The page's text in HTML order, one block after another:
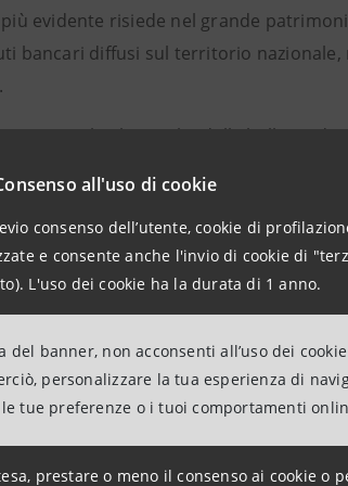
all'uso di cookie
consenso dell’utente, cookie di
e consente anche l'invio di cookie di
L'uso dei cookie ha la durata di 1 anno.
banner, non acconsenti all’uso dei
personalizzare la tua esperienza di
tue preferenze o i tuoi comportamenti
prestare o meno il consenso ai cookie o
evidente risiede nel grande
bancari diffusi sul territorio
orgoglio, l’orgoglio della bellezza
di dedicare una parte di risorse
3 anni abbiamo investito in cultura
alla straordinaria ricchezza di
nel novero di iniziative culturali
all’editore, ovvero che il testo
della banca. Torino, Milano,
negli scatti di Francesco Piras, vi
il presidente Intesa Sanpaolo Gian